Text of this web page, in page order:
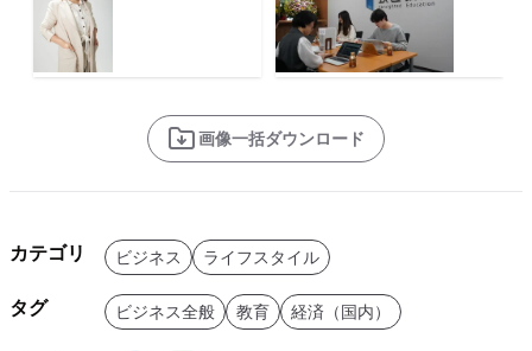
画像一括ダウンロード
カテゴリ ビジネス ライフスタイル
タグ ビジネス全般 教育 経済（国内）